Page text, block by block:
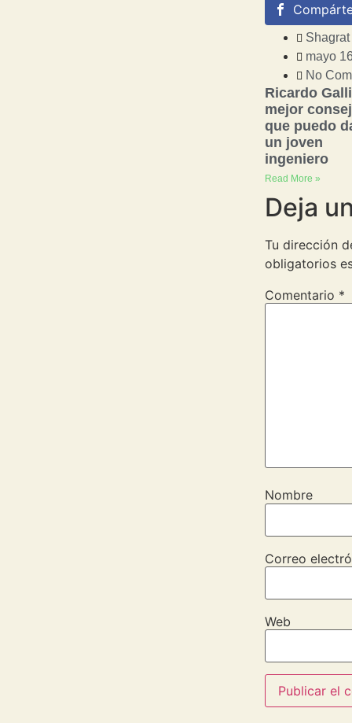
Shagrat
mayo
No
Ricardo
mejor
que puedo
un joven
ingeniero
Read More »
Deja
Tu dirección
obligatorios
Comentario *
Nombre
Correo
Web